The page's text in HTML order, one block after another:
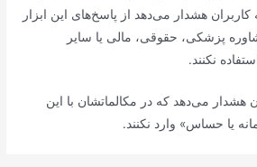
هشدار می‌دهد از پاسخ‌های این ابزار
پزشکی، حقوقی، مالی یا سایر
نکنند.
هشدار می‌دهد که در مکالماتشان با این
یا حساس» وارد نکنند.